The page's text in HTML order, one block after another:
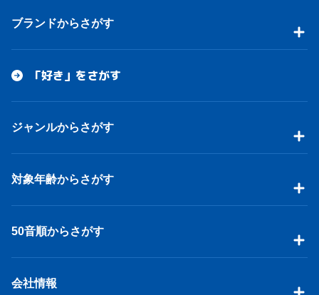
ブランドからさがす
「好き」をさがす
ジャンルからさがす
対象年齢からさがす
50音順からさがす
会社情報